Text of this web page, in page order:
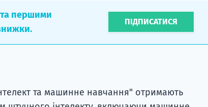
першими
ПІДПИСАТИСЯ
та машинне навчання" отримають